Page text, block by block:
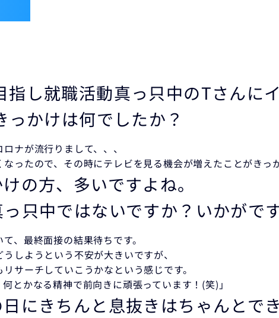
し就職活動真っ只中のTさんに
っかけは何でしたか？
ナが流行りまして、、、
ったので、その時にテレビを見る機会が増えたことがきっ
の方、多いですよね。
只中ではないですか？いかがで
、最終面接の結果待ちです。
しようという不安が大きいですが、
サーチしていこうかなという感じです。
とかなる精神で前向きに頑張っています！(笑)」
にきちんと息抜きはちゃんとで